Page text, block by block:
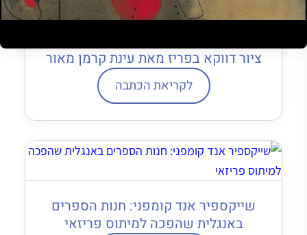
ציור דווקא בפריז מאת עינת קרמן מאור
לקריאת הכתבה
שייקספיר אנד קומפני: חנות הספרים
באנגלית שהפכה למיתוס פריזאי